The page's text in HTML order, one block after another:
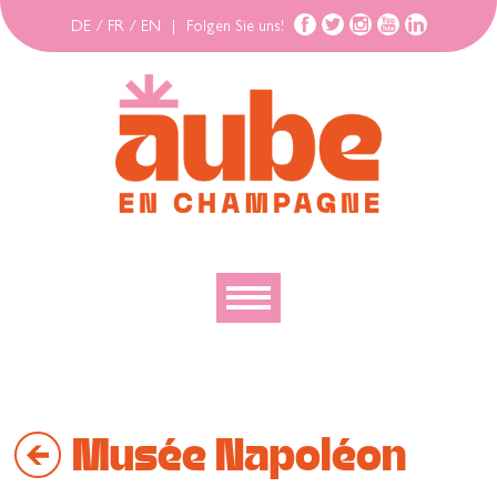
DE / FR / EN Folgen Sie uns!
BewegenMusée Napoléon